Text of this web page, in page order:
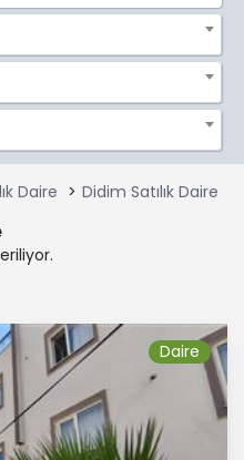
Daire Didim Satılık Daire
Daire